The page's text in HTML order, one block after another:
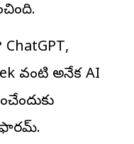
వంటి అనేక AI